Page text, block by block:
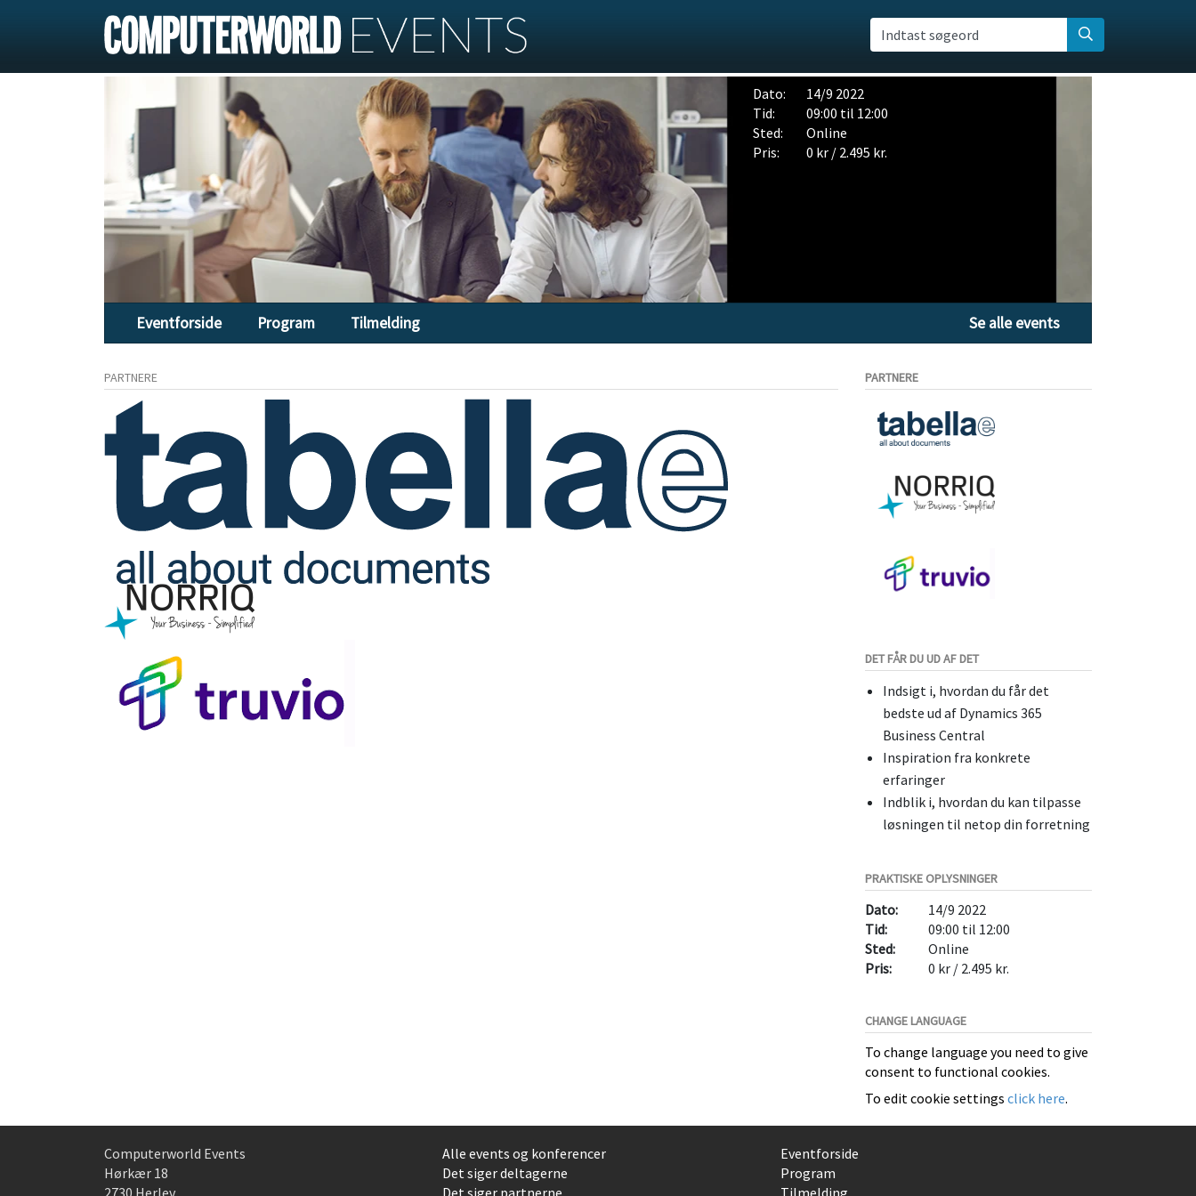
Indtast søgeord
Dato:
14/9 2022
Tid:
09:00 til 12:00
Sted:
Online
Pris:
0 kr / 2.495 kr.
Eventforside Program Tilmelding Se alle events
PARTNERE PARTNERE
DET FÅR DU UD AF DET
Indsigt i, hvordan du får det
bedste ud af Dynamics 365
Business Central
Inspiration fra konkrete
erfaringer
Indblik i, hvordan du kan tilpasse
løsningen til netop din forretning
PRAKTISKE OPLYSNINGER
Dato:
14/9 2022
Tid:
09:00 til 12:00
Sted:
Online
Pris:
0 kr / 2.495 kr.
CHANGE LANGUAGE
To change language you need to give
consent to functional cookies.
To edit cookie settings click here.
Computerworld Events
Hørkær 18
2730 Herlev
Alle events og konferencer
Det siger deltagerne
Det siger partnerne
Eventforside
Program
Tilmelding